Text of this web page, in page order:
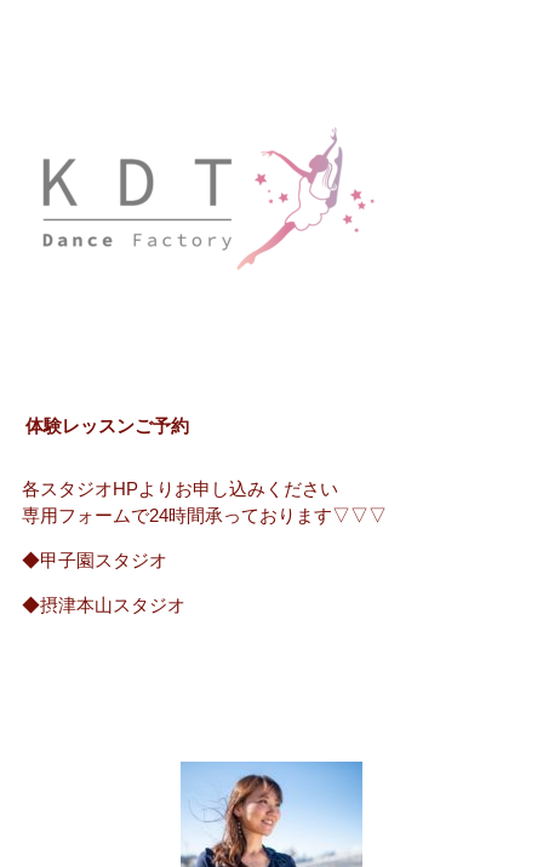
体験レッスンご予約
各スタジオHPよりお申し込みください
専用フォームで24時間承っております▽▽▽
◆甲子園スタジオ
◆摂津本山スタジオ